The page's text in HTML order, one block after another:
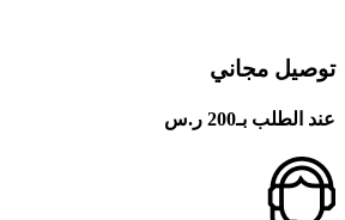
توصيل مجاني
عند الطلب بـ200 ر.س